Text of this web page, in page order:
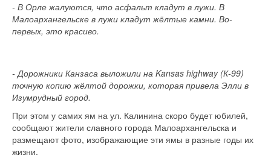
- В Орле жалуются, что асфальт кладут в лужи. В
Малоархангельске в лужи кладут жёлтые камни. Во-
первых, это красиво.
- Дорожники Канзаса выложили на Kansas highway (К-99)
точную копию жёлтой дорожки, которая привела Элли в
Изумрудный город.
При этом у самих ям на ул. Калинина скоро будет юбилей,
сообщают жители славного города Малоархангельска и
размещают фото, изображающие эти ямы в разные годы их
жизни.